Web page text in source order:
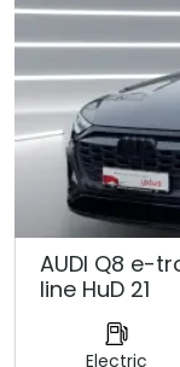
AUDI Q8 e-
line HuD 21
Electric